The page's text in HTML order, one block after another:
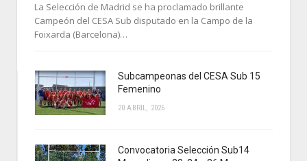
La Selección de Madrid se ha proclamado brillante
Campeón del CESA Sub disputado en la Campo de la
Foixarda (Barcelona)…
Subcampeonas del CESA Sub 15
Femenino
20 ABRIL, 2026
Convocatoria Selección Sub14